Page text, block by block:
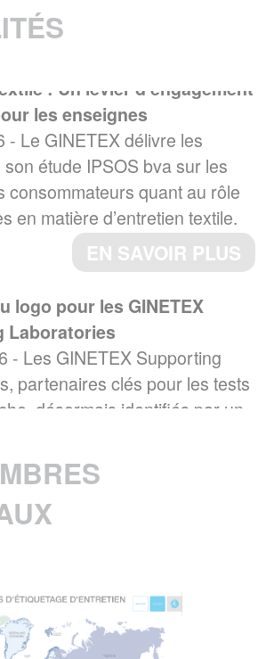
: Un levier d'engagement
les enseignes
- Le GINETEX délivre les
étude IPSOS bva sur les
consommateurs quant au rôle
en matière d’entretien textile.
EN SAVOIR PLUS
logo pour les GINETEX
Laboratories
- Les GINETEX Supporting
partenaires clés pour les tests
désormais identifiés par un
EN SAVOIR PLUS
2024 : les habitudes
élément essentiel pour guider
dans l’entretien de leurs
EN SAVOIR PLUS